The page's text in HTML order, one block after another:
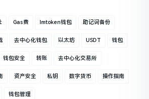
Gas费 Imtoken钱包 助记词备份
去中心化钱包 以太坊 USDT 钱包
钱包安全 转账 去中心化交易所
资产安全 私钥 数字货币 操作指南
钱包管理